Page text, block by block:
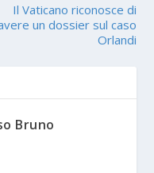
Il Vaticano riconosce di
un dossier sul caso
Orlandi
Bruno